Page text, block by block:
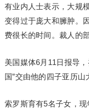
有业内人士表示，大规
变得过于庞大和臃肿。
费很长的时间。裁人的
美国媒体6月11日报导
国”交由他的四子亚历山
索罗斯育有5名子女，